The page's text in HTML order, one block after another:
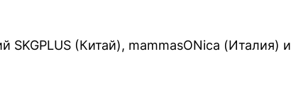
SKGPLUS (Китай), mammasONica (Италия) и